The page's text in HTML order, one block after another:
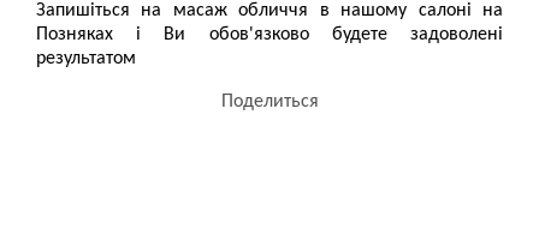
Запишіться на масаж обличчя в нашому салоні на
Позняках і Ви обов'язково будете задоволені
результатом